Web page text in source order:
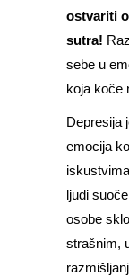
ostvariti
sutra!
sebe u
koja koče
Depresija
emocija
ljudi
osobe
strašnim,